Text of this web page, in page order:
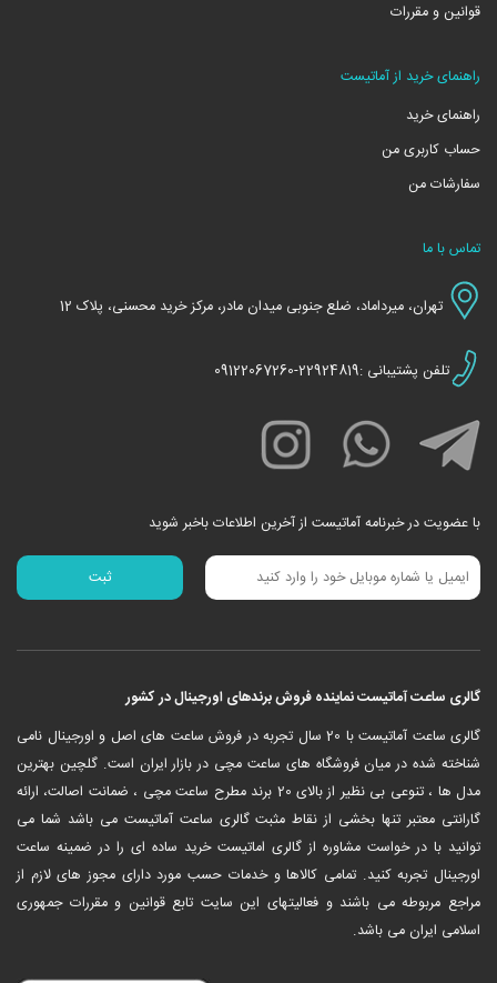
قوانین و مقررات
راهنمای خرید از آماتیست
راهنمای خرید
حساب کاربری من
سفارشات من
تماس با ما
تهران، میرداماد، ضلع جنوبی میدان مادر، مرکز خرید محسنی، پلاک 12
تلفن پشتیبانی :22924819-09122067260
با عضویت در خبرنامه آماتیست از آخرین اطلاعات باخبر شوید
گالری ساعت آماتیست نماینده فروش برندهای اورجینال در کشور
‎گالری ساعت آماتیست با 20 سال تجربه در فروش ساعت های اصل و اورجینال نامی
شناخته شده در میان فروشگاه های ساعت مچی در بازار ایران است. گلچین بهترین
مدل ها ، تنوعی بی نظیر از بالای 20 برند مطرح ساعت مچی ، ضمانت اصالت، ارائه
گارانتی معتبر تنها بخشی از نقاط مثبت گالری ساعت آماتیست می باشد شما می
توانید با در خواست مشاوره از گالری اماتیست خرید ساده ای را در ضمینه ساعت
اورجینال تجربه کنید. تمامی کالاها و خدمات حسب مورد دارای مجوز های لازم از
مراجع مربوطه می باشند و فعالیتهای این سایت تابع قوانین و مقررات جمهوری
اسلامی ایران می باشد.